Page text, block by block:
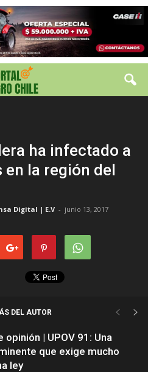
ha infectado a
en la región del
Digital | E.V - junio 13, 2017
DEL AUTOR
opinión | UPOV 91: Una
que exige mucho
ley